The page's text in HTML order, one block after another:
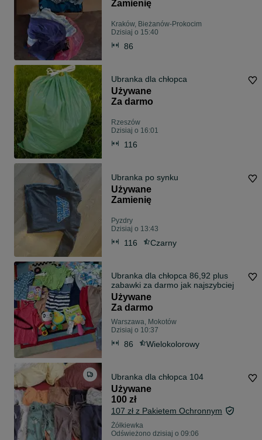
Zamienię
Kraków, Bieżanów-Prokocim
Dzisiaj o 15:40
86
Ubranka dla chłopca
Używane
Za darmo
Rzeszów
Dzisiaj o 16:01
116
Ubranka po synku
Używane
Zamienię
Pyzdry
Dzisiaj o 13:43
116 Czarny
Ubranka dla chłopca 86,92 plus
zabawki za darmo jak najszybciej
Używane
Za darmo
Warszawa, Mokotów
Dzisiaj o 10:37
86 Wielokolorowy
Ubranka dla chłopca 104
Używane
100 zł
107 zł z Pakietem Ochronnym
Żółkiewka
Odświeżono dzisiaj o 09:06